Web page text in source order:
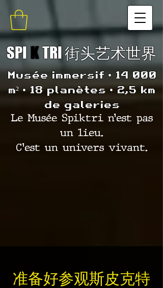
SPI KTRI 街头艺术世界
Musée immersif • 14 000
m² • 18 planètes • 2,5 km
de galeries
Le Musée Spiktri n’est pas
un lieu.
C’est un univers vivant.
准备好参观斯皮克特